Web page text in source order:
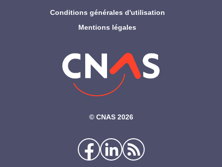
©‎ CNAS 2026
Conditions générales d'utilisation
Mentions légales